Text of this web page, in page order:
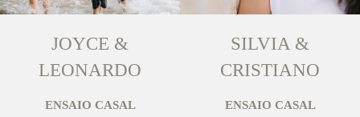
JOYCE &
LEONARDO
ENSAIO CASAL
SILVIA &
CRISTIANO
ENSAIO CASAL